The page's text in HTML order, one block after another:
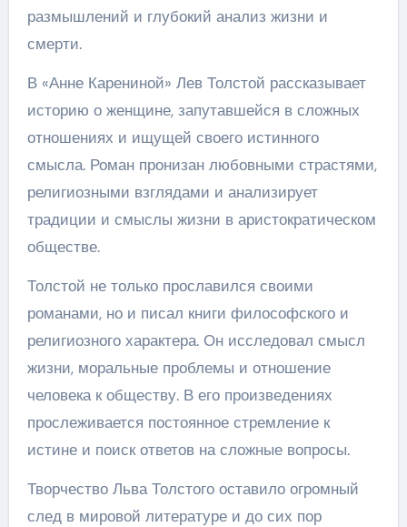
размышлений и глубокий анализ жизни и
смерти.
В «Анне Карениной» Лев Толстой рассказывает
историю о женщине, запутавшейся в сложных
отношениях и ищущей своего истинного
смысла. Роман пронизан любовными страстями,
религиозными взглядами и анализирует
традиции и смыслы жизни в аристократическом
обществе.
Толстой не только прославился своими
романами, но и писал книги философского и
религиозного характера. Он исследовал смысл
жизни, моральные проблемы и отношение
человека к обществу. В его произведениях
прослеживается постоянное стремление к
истине и поиск ответов на сложные вопросы.
Творчество Льва Толстого оставило огромный
след в мировой литературе и до сих пор